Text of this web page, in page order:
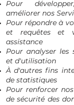
Pour
améliorer nos
Pour répondre à
et requêtes et
assistance
Pour analyser les
et d'utilisation
À d'autres fins
de statistiques
Pour renforcer
de sécurité des